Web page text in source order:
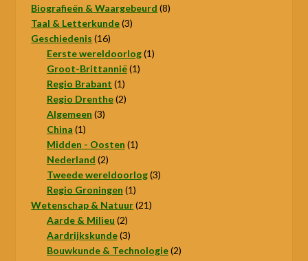
product
Biografieën & Waargebeurd 88
Taal & Letterkunde 33
Geschiedenis 1616
producten
Eerste wereldoorlog 11
Groot-Brittannië 11
Regio Brabant 11
product
Regio Drenthe 22
Algemeen 33
China 11
product
Midden - Oosten 11
Nederland 22
producten
Tweede wereldoorlog 33
Regio Groningen 11
product
Wetenschap & Natuur 2121
Aarde & Milieu 22
producten
Aardrijkskunde 33
producten
Bouwkunde & Technologie 22